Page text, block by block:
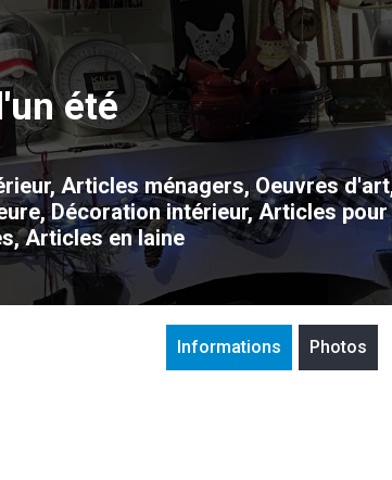
été
Articles ménagers, Oeuvres
Décoration intérieur, Articles pour
Articles en laine
Informations Photos